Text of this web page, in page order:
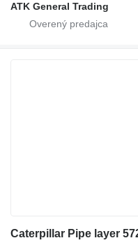
ATK General Trading
Caterpillar Pipe layer